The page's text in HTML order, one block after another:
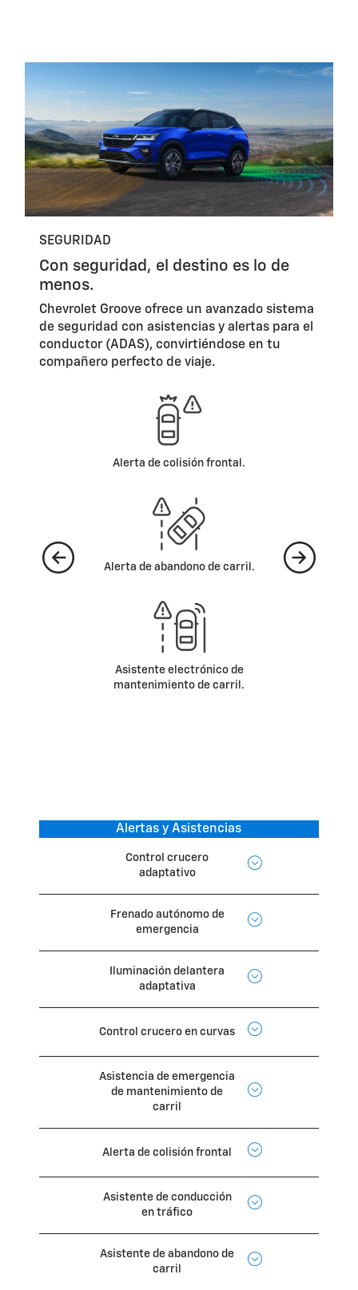
SEGURIDAD
Con seguridad, el destino es lo de
menos.
Chevrolet Groove ofrece un avanzado sistema
de seguridad con asistencias y alertas para el
conductor (ADAS), convirtiéndose en tu
compañero perfecto de viaje.
Frenado de emergencia
Alertas y Asistencias
Control crucero
adaptativo
Frenado autónomo de
emergencia
Iluminación delantera
adaptativa
Control crucero en curvas
Asistencia de emergencia
de mantenimiento de
carril
Alerta de colisión frontal
Asistente de conducción
en tráfico
Asistente de abandono de
carril